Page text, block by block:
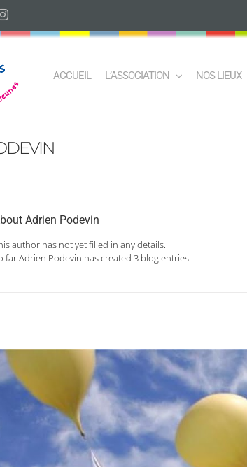
Instagram
ACCUEIL L’ASSOCIATION NOS LIEUX
Adrien Podevin
author has not yet filled in any details.
far Adrien Podevin has created 3 blog entries.